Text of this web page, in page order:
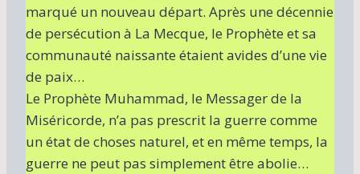
marqué un nouveau départ. Après une décennie
de persécution à La Mecque, le Prophète et sa
communauté naissante étaient avides d’une vie
de paix…
Le Prophète Muhammad, le Messager de la
Miséricorde, n’a pas prescrit la guerre comme
un état de choses naturel, et en même temps, la
guerre ne peut pas simplement être abolie…